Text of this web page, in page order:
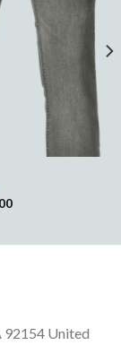
92154 United